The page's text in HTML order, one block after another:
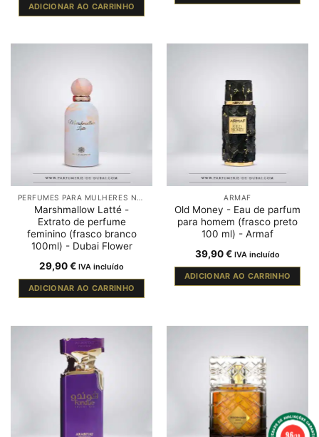
ADICIONAR AO CARRINHO
Marshmallow Latté -
Extrato de perfume
feminino (frasco branco
100ml) - Dubai Flower
29,90€ IVA incluído
ADICIONAR AO CARRINHO
ARMAF
Old Money - Eau de parfum
para homem (frasco preto
100 ml) - Armaf
39,90€ IVA incluído
ADICIONAR AO CARRINHO
9.6/10